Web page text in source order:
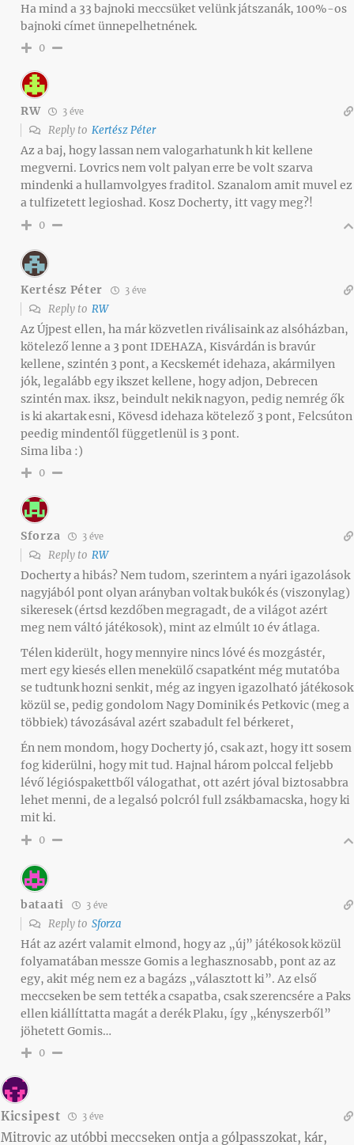
Ha mind a 33 bajnoki meccsüket velünk játszanák, 100%-os
bajnoki címet ünnepelhetnének.
0
RW 3 éve
Reply to Kertész Péter
Az a baj, hogy lassan nem valogarhatunk h kit kellene
megverni. Lovrics nem volt palyan erre be volt szarva
mindenki a hullamvolgyes fraditol. Szanalom amit muvel ez
a tulfizetett legioshad. Kosz Docherty, itt vagy meg?!
0
Kertész Péter 3 éve
Reply to RW
Az Újpest ellen, ha már közvetlen riválisaink az alsóházban,
kötelező lenne a 3 pont IDEHAZA, Kisvárdán is bravúr
kellene, szintén 3 pont, a Kecskemét idehaza, akármilyen
jók, legalább egy ikszet kellene, hogy adjon, Debrecen
szintén max. iksz, beindult nekik nagyon, pedig nemrég ők
is ki akartak esni, Kövesd idehaza kötelező 3 pont, Felcsúton
peedig mindentől függetlenül is 3 pont.
Sima liba :)
0
Sforza 3 éve
Reply to RW
Docherty a hibás? Nem tudom, szerintem a nyári igazolások
nagyjából pont olyan arányban voltak bukók és (viszonylag)
sikeresek (értsd kezdőben megragadt, de a világot azért
meg nem váltó játékosok), mint az elmúlt 10 év átlaga.
Télen kiderült, hogy mennyire nincs lóvé és mozgástér,
mert egy kiesés ellen menekülő csapatként még mutatóba
se tudtunk hozni senkit, még az ingyen igazolható játékosok
közül se, pedig gondolom Nagy Dominik és Petkovic (meg a
többiek) távozásával azért szabadult fel bérkeret,
Én nem mondom, hogy Docherty jó, csak azt, hogy itt sosem
fog kiderülni, hogy mit tud. Hajnal három polccal feljebb
lévő légióspakettből válogathat, ott azért jóval biztosabbra
lehet menni, de a legalsó polcról full zsákbamacska, hogy ki
mit ki.
0
bataati 3 éve
Reply to Sforza
Hát az azért valamit elmond, hogy az „új” játékosok közül
folyamatában messze Gomis a leghasznosabb, pont az az
egy, akit még nem ez a bagázs „választott ki”. Az első
meccseken be sem tették a csapatba, csak szerencsére a Paks
ellen kiállíttatta magát a derék Plaku, így „kényszerből”
jöhetett Gomis…
0
Kicsipest 3 éve
Mitrovic az utóbbi meccseken ontja a gólpasszokat, kár,